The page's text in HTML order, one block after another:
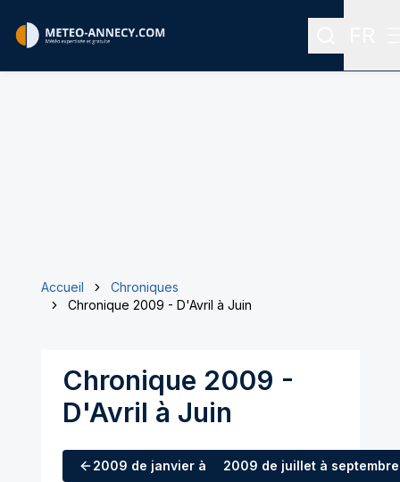
Accueil
Chroniques
Chronique 2009 - D'Avril à Juin
Chronique 2009 -
D'Avril à Juin
2009 de janvier à mars2009 de juillet à septembre